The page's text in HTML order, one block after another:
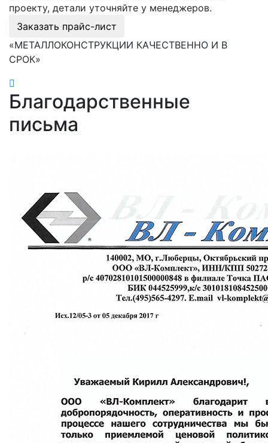
проекту, детали уточняйте у менеджеров.
Заказать прайс-лист
«МЕТАЛЛОКОНСТРУКЦИИ КАЧЕСТВЕННО И В
СРОК»
Благодарственные
письма